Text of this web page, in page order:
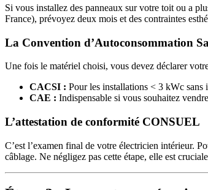
Si vous installez des panneaux sur votre toit ou a
France), prévoyez deux mois et des contraintes
La Convention d’Autoconsommation
Une fois le matériel choisi, vous devez déclarer
CACSI : Pour les installations < 3 kWc sans
CAE : Indispensable si vous souhaitez
L’attestation de conformité CONSUEL
C’est l’examen final de votre électricien intérieur.
câblage. Ne négligez pas cette étape, elle est